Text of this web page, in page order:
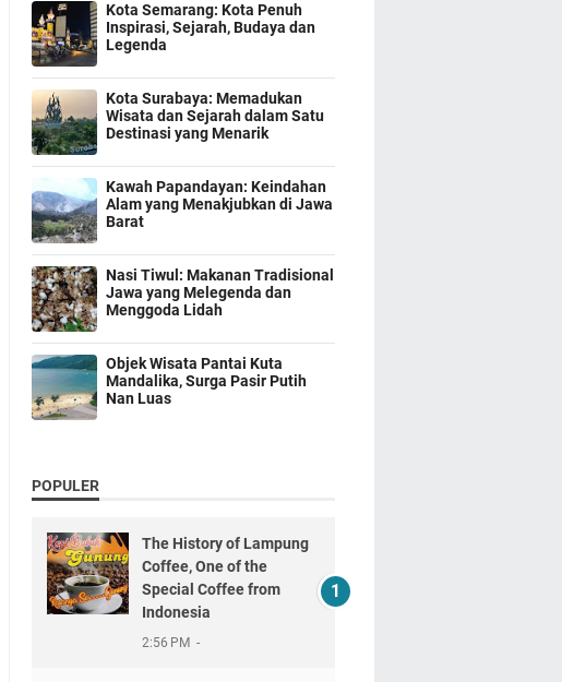
Kota Semarang: Kota Penuh
Inspirasi, Sejarah, Budaya dan
Legenda
Kota Surabaya: Memadukan
Wisata dan Sejarah dalam Satu
Destinasi yang Menarik
Kawah Papandayan: Keindahan
Alam yang Menakjubkan di Jawa
Barat
Nasi Tiwul: Makanan Tradisional
Jawa yang Melegenda dan
Menggoda Lidah
Objek Wisata Pantai Kuta
Mandalika, Surga Pasir Putih
Nan Luas
POPULER
The History of Lampung
Coffee, One of the
Special Coffee from
Indonesia
2:56 PM